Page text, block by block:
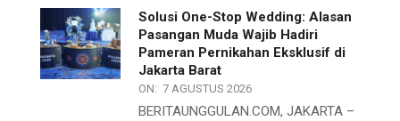
Solusi One-Stop Wedding: Alasan
Pasangan Muda Wajib Hadiri
Pameran Pernikahan Eksklusif di
Jakarta Barat
ON: 7 AGUSTUS 2026
BERITAUNGGULAN.COM, JAKARTA –